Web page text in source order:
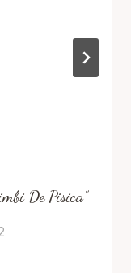
De Pisica”